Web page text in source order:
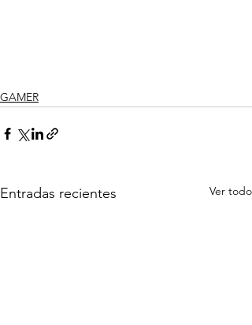
GAMER
Entradas recientes Ver todo